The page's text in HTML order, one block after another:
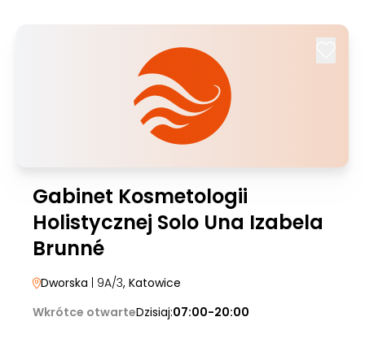
Gabinet Kosmetologii
Holistycznej Solo Una Izabela
Brunné
Dworska | 9A/3, Katowice
Wkrótce otwarteDzisiaj:07:00-20:00